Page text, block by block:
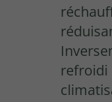
refroidi